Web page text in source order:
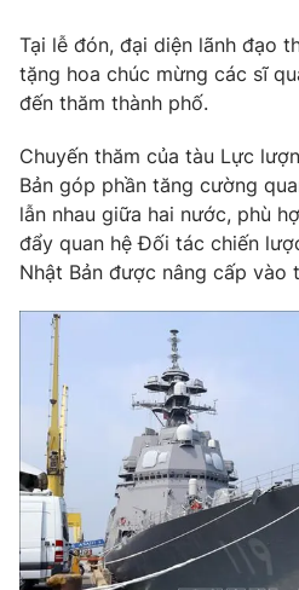
Liên hệ tòa soạn
THỜI BÁO VTV
Theo dõi báo trên
Cơ quan chủ quản:Đài Truyền
Cơ quan báo chí:Thời báo VTV
Giấy phép hoạt động báo in và
cấp ngày 29/12/2023
Tổng Biên tập:Vũ Thanh Thủy
Phó Tổng Biên tập: Nguyễn Thị Mỹ
Nguyễn Trọng Ninh
Tổng đài VTV: 024.38 355 931 -
Tại lễ đón, đại diện lãnh đạo
tặng hoa chúc mừng các sĩ
đến thăm thành phố.
Chuyến thăm của tàu Lực
Bản góp phần tăng cường
lẫn nhau giữa hai nước, phù
đẩy quan hệ Đối tác chiến
Nhật Bản được nâng cấp vào